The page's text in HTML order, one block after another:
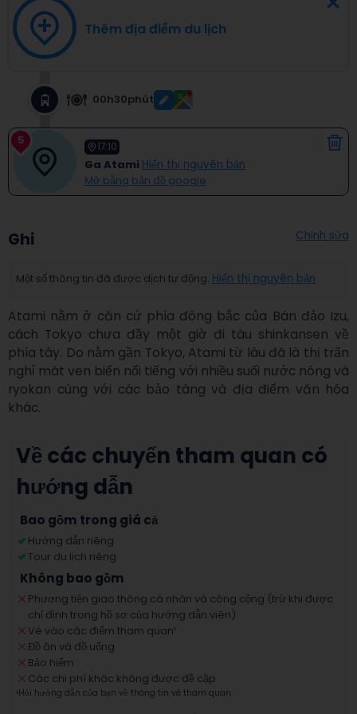
Thêm địa điểm du lịch
00h30phút
5 17:10
Ga Atami Hiển thị nguyên bản
Mở bằng bản đồ google
Ghi Chỉnh sửa
Một số thông tin đã được dịch tự động. Hiển thị nguyên bản
Atami nằm ở căn cứ phía đông bắc của Bán đảo Izu,
cách Tokyo chưa đầy một giờ đi tàu shinkansen về
phía tây. Do nằm gần Tokyo, Atami từ lâu đã là thị trấn
nghỉ mát ven biển nổi tiếng với nhiều suối nước nóng và
ryokan cùng với các bảo tàng và địa điểm văn hóa
khác.
Về các chuyến tham quan có
hướng dẫn
Bao gồm trong giá cả
Hướng dẫn riêng
Tour du lịch riêng
Không bao gồm
Phương tiện giao thông cá nhân và công cộng (trừ khi được
chỉ định trong hồ sơ của hướng dẫn viên)
Vé vào các điểm tham quan¹
Đồ ăn và đồ uống
Bảo hiểm
Các chi phí khác không được đề cập
¹Hỏi hướng dẫn của bạn về thông tin vé tham quan.